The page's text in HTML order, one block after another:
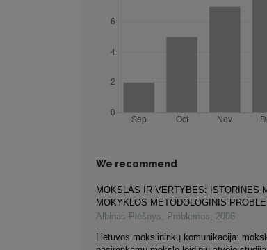
We recommend
MOKSLAS IR VERTYBĖS: ISTORINĖS
MOKYKLOS METODOLOGINIS
Albinas Plėšnys, Problemos, 2006
Lietuvos mokslininkų komunikacija: